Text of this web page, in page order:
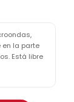
en la parte
Está libre